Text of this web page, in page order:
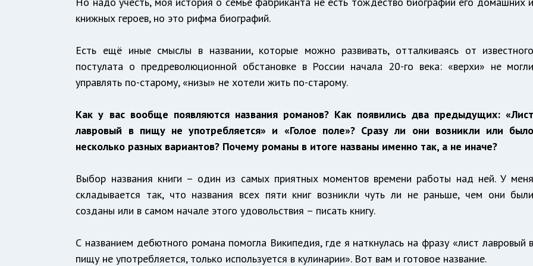
книжных героев, но это рифма биографий.
Есть ещё иные смыслы в названии, которые можно развивать, отталкиваясь от известного
постулата о предреволюционной обстановке в России начала 20-го века: «верхи» не могли
управлять по-старому, «низы» не хотели жить по-старому.
Как у вас вообще появляются названия романов? Как появились два предыдущих: «Лист
лавровый в пищу не употребляется» и «Голое поле»? Сразу ли они возникли или было
несколько разных вариантов? Почему романы в итоге названы именно так, а не иначе?
Выбор названия книги – один из самых приятных моментов времени работы над ней. У меня
складывается так, что названия всех пяти книг возникли чуть ли не раньше, чем они были
созданы или в самом начале этого удовольствия – писать книгу.
С названием дебютного романа помогла Википедия, где я наткнулась на фразу «лист лавровый в
пищу не употребляется, только используется в кулинарии». Вот вам и готовое название.